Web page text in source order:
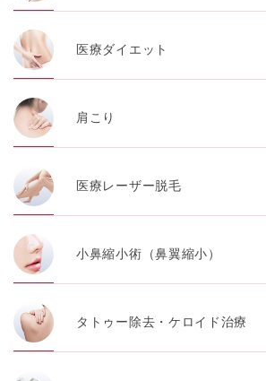
医療ダイエット
肩こり
医療レーザー脱毛
小鼻縮小術（鼻翼縮小）
タトゥー除去・ケロイド治療